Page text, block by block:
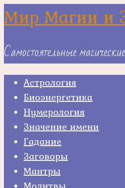
Skip
to
Мир Магии и
Самостоятельные
Астрология
Биоэнергетика
Нумерология
Значение имени
Гадание
Заговоры
Мантры